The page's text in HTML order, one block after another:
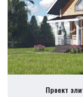
Проект